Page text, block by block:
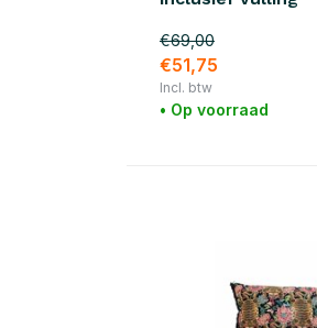
€69,00
€51,75
Incl. btw
• Op voorraad